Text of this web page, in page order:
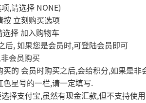
,请选择 NONE)
按 立刻购买选项
选择 加入购物车
后, 如果您是会员时,可登陆会员即可
会员购买
买的 会员时购买之后,会给积分,如果是非
色星号的一栏,请一定填写.
择支付宝,虽然有现金汇款,但不支持使用